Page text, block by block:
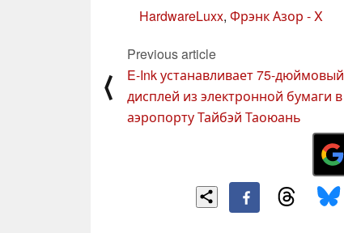
HardwareLuxx, Фрэнк Азор - X
⟨
Previous article
E-Ink устанавливает 75-дюймовый
дисплей из электронной бумаги в
аэропорту Тайбэй Таоюань